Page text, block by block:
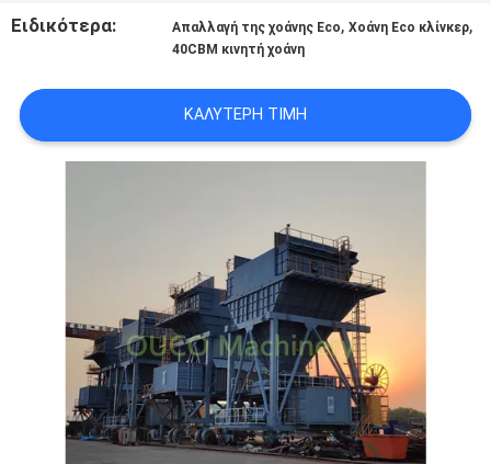
ΥΠΟΘΈΣΕΙΣ
ΠΟΛΙΤΙΚΉ
ΑΠΟΡΡΉΤΟΥ
Ειδικότερα: Απαλλαγή της χοάνης Eco,Χοάνη Eco κλίνκερ,
40CBM κινητή χοάνη
ΚΑΛΎΤΕΡΗ ΤΙΜΉ